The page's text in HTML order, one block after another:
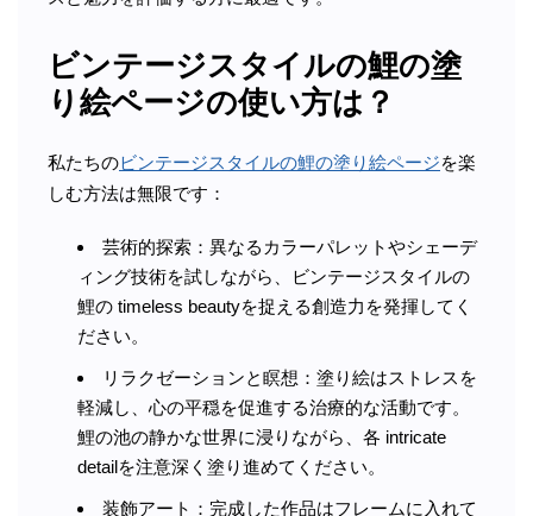
ビンテージスタイルの鯉の塗
り絵ページの使い方は？
私たちのビンテージスタイルの鯉の塗り絵ページを楽
しむ方法は無限です：
芸術的探索：異なるカラーパレットやシェーデ
ィング技術を試しながら、ビンテージスタイルの
鯉の timeless beautyを捉える創造力を発揮してく
ださい。
リラクゼーションと瞑想：塗り絵はストレスを
軽減し、心の平穏を促進する治療的な活動です。
鯉の池の静かな世界に浸りながら、各 intricate
detailを注意深く塗り進めてください。
装飾アート：完成した作品はフレームに入れて